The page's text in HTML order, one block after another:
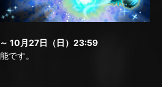
10月27日（日）23:59
す。